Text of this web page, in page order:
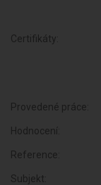
Certifikáty:
Provedené práce:
Hodnocení:
Reference:
Subjekt: